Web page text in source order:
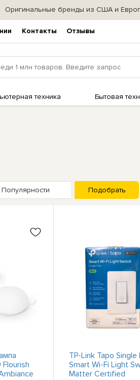
Оригинальные бренды из США и
Контакты Отзывы
техника Бытовая
TP-Link Tapo Single
Smart Wi-Fi Light
Matter Certified